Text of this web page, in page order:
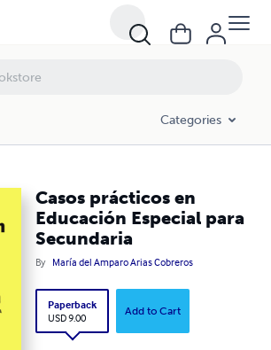
Categories
Casos prácticos en
Educación Especial para
Secundaria
By María del Amparo Arias Cobreros
Paperback
USD 9.00
Add to Cart
Especial para Secundaria